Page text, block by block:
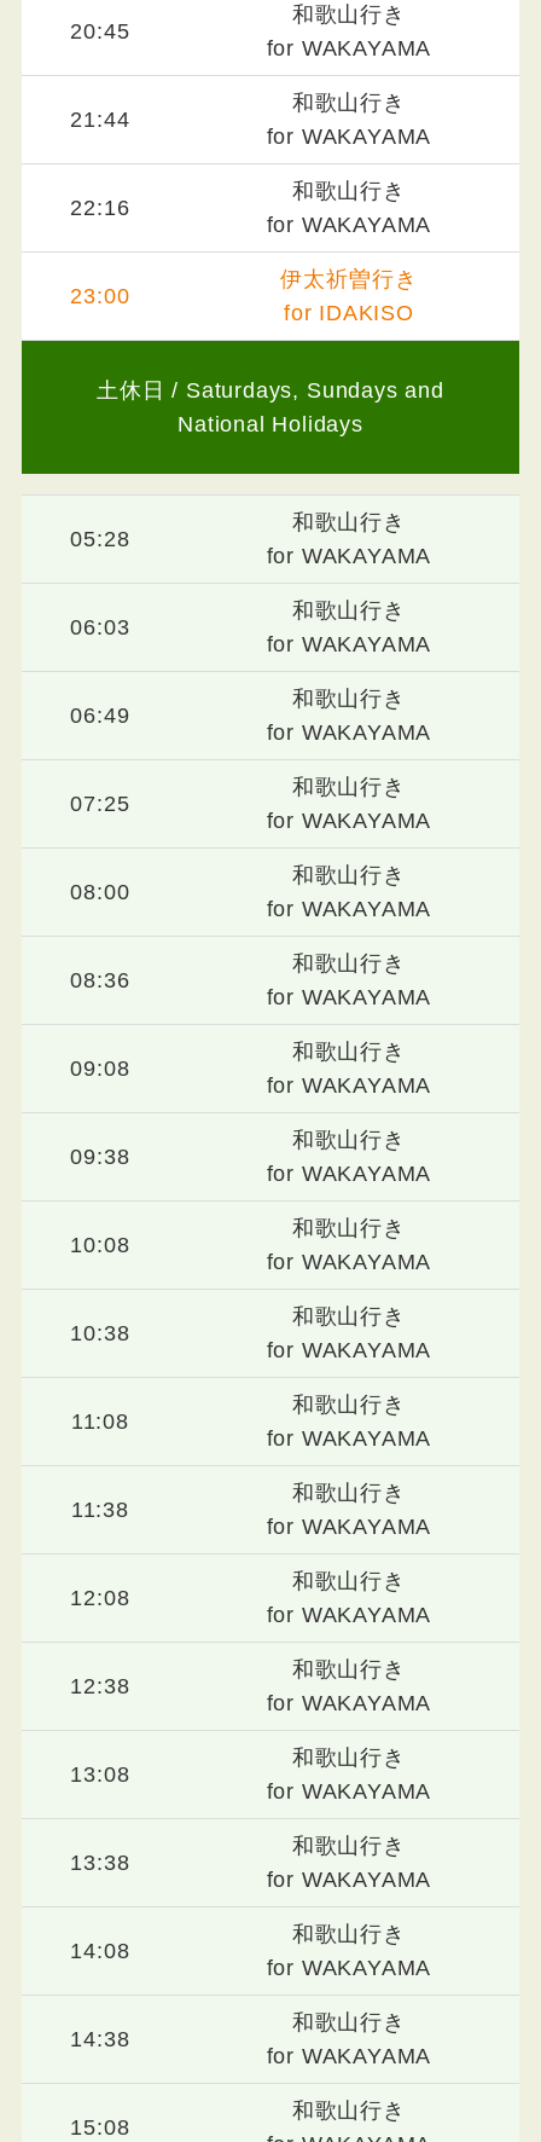
20:45
和歌山行き
for WAKAYAMA
21:44
和歌山行き
for WAKAYAMA
22:16
和歌山行き
for WAKAYAMA
23:00
伊太祈曽行き
for IDAKISO
土休日 / Saturdays, Sundays and
National Holidays
05:28
和歌山行き
for WAKAYAMA
06:03
和歌山行き
for WAKAYAMA
06:49
和歌山行き
for WAKAYAMA
07:25
和歌山行き
for WAKAYAMA
08:00
和歌山行き
for WAKAYAMA
08:36
和歌山行き
for WAKAYAMA
09:08
和歌山行き
for WAKAYAMA
09:38
和歌山行き
for WAKAYAMA
10:08
和歌山行き
for WAKAYAMA
10:38
和歌山行き
for WAKAYAMA
11:08
和歌山行き
for WAKAYAMA
11:38
和歌山行き
for WAKAYAMA
12:08
和歌山行き
for WAKAYAMA
12:38
和歌山行き
for WAKAYAMA
13:08
和歌山行き
for WAKAYAMA
13:38
和歌山行き
for WAKAYAMA
14:08
和歌山行き
for WAKAYAMA
14:38
和歌山行き
for WAKAYAMA
15:08
和歌山行き